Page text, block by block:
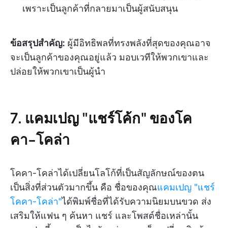
เพราะเป็นลูกค้าที่กลายมาเป็นผู้สนับสนุน
ข้อสรุปสำคัญ: ผู้มีอิทธิพลที่ทรงพลังที่สุดของคุณอาจ
จะเป็นลูกค้าของคุณอยู่แล้ว มอบเวทีให้พวกเขาและ
ปล่อยให้พวกเขาเป็นผู้นำ
7. แคมเปญ "แชร์โค้ก" ของโค
คา-โคล่า
โคคา-โคล่าได้เปลี่ยนโลโก้ที่เป็นสัญลักษณ์ของตน
เป็นสิ่งที่ส่วนตัวมากขึ้น คือ ชื่อของคุณแคมเปญ "แชร์
โคคา-โคล่า"ได้พิมพ์ชื่อที่ได้รับความนิยมบนขวด ส่ง
เสริมให้แฟน ๆ ค้นหา แชร์ และโพสต์ชื่อเหล่านั้น